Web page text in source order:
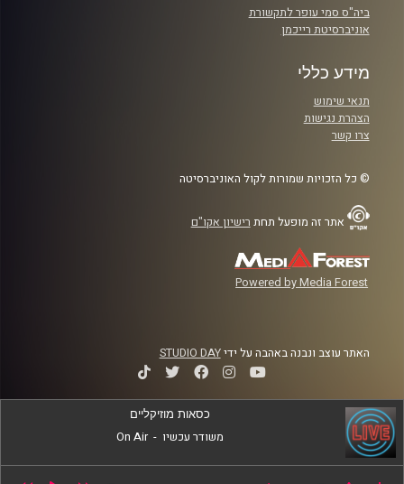
ביה"ס סמי עופר לתקשורת
אוניברסיטת רייכמן
מידע כללי
תנאי שימוש
הצהרת נגישות
צרו קשר
© כל הזכויות שמורות לקול האוניברסיטה
אתר זה מופעל תחת רישיון אקו"ם
Powered by Media Forest
האתר עוצב ונבנה באהבה על ידיSTUDIO DAY
כסאות מוזיקליים
משודר עכשיו -
On Air